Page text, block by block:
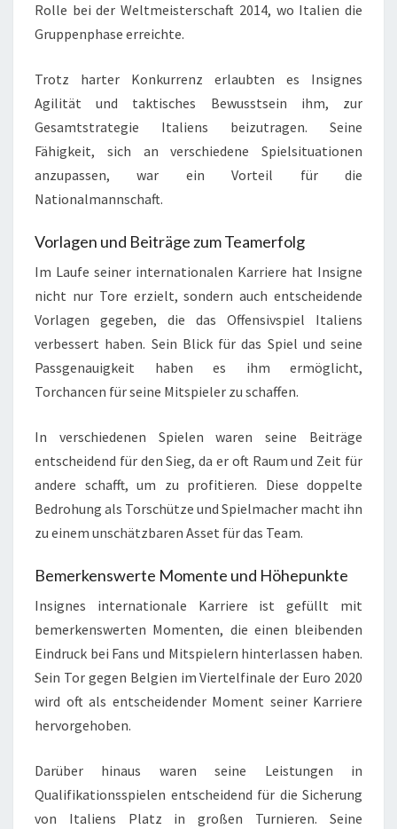
Rolle bei der Weltmeisterschaft 2014, wo Italien die
Gruppenphase erreichte.
Trotz harter Konkurrenz erlaubten es Insignes
Agilität und taktisches Bewusstsein ihm, zur
Gesamtstrategie Italiens beizutragen. Seine
Fähigkeit, sich an verschiedene Spielsituationen
anzupassen, war ein Vorteil für die
Nationalmannschaft.
Vorlagen und Beiträge zum Teamerfolg
Im Laufe seiner internationalen Karriere hat Insigne
nicht nur Tore erzielt, sondern auch entscheidende
Vorlagen gegeben, die das Offensivspiel Italiens
verbessert haben. Sein Blick für das Spiel und seine
Passgenauigkeit haben es ihm ermöglicht,
Torchancen für seine Mitspieler zu schaffen.
In verschiedenen Spielen waren seine Beiträge
entscheidend für den Sieg, da er oft Raum und Zeit für
andere schafft, um zu profitieren. Diese doppelte
Bedrohung als Torschütze und Spielmacher macht ihn
zu einem unschätzbaren Asset für das Team.
Bemerkenswerte Momente und Höhepunkte
Insignes internationale Karriere ist gefüllt mit
bemerkenswerten Momenten, die einen bleibenden
Eindruck bei Fans und Mitspielern hinterlassen haben.
Sein Tor gegen Belgien im Viertelfinale der Euro 2020
wird oft als entscheidender Moment seiner Karriere
hervorgehoben.
Darüber hinaus waren seine Leistungen in
Qualifikationsspielen entscheidend für die Sicherung
von Italiens Platz in großen Turnieren. Seine